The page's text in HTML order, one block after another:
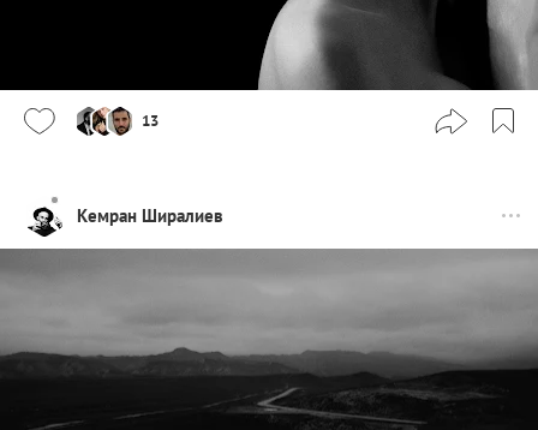
13
Кемран Ширалиев